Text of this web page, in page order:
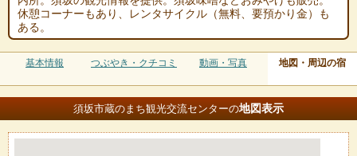
休憩コーナーもあり、レンタサイクル（無料、要預かり金）も
ある。
基本情報 つぶやき・クチコミ 動画・写真 地図・周辺の宿
須坂市蔵のまち観光交流センターの地図表示